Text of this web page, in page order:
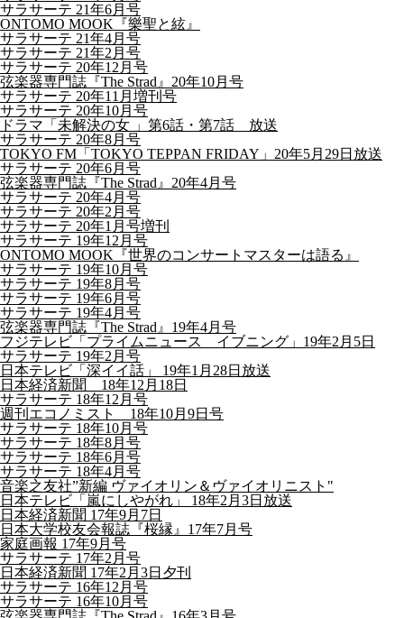
サラサーテ 21年6月号
ONTOMO MOOK『樂聖と絃』
サラサーテ 21年4月号
サラサーテ 21年2月号
サラサーテ 20年12月号
弦楽器専門誌『The Strad』20年10月号
サラサーテ 20年11月増刊号
サラサーテ 20年10月号
ドラマ「未解決の女 」第6話・第7話 放送
サラサーテ 20年8月号
TOKYO FM「TOKYO TEPPAN FRIDAY」20年5月29日放送
サラサーテ 20年6月号
弦楽器専門誌『The Strad』20年4月号
サラサーテ 20年4月号
サラサーテ 20年2月号
サラサーテ 20年1月号増刊
サラサーテ 19年12月号
ONTOMO MOOK『世界のコンサートマスターは語る』
サラサーテ 19年10月号
サラサーテ 19年8月号
サラサーテ 19年6月号
サラサーテ 19年4月号
弦楽器専門誌『The Strad』19年4月号
フジテレビ「プライムニュース イブニング」19年2月5日
サラサーテ 19年2月号
日本テレビ「深イイ話」 19年1月28日放送
日本経済新聞 18年12月18日
サラサーテ 18年12月号
週刊エコノミスト 18年10月9日号
サラサーテ 18年10月号
サラサーテ 18年8月号
サラサーテ 18年6月号
サラサーテ 18年4月号
音楽之友社”新編 ヴァイオリン＆ヴァイオリニスト"
日本テレビ「嵐にしやがれ」 18年2月3日放送
日本経済新聞 17年9月7日
日本大学校友会報誌『桜縁』17年7月号
家庭画報 17年9月号
サラサーテ 17年2月号
日本経済新聞 17年2月3日夕刊
サラサーテ 16年12月号
サラサーテ 16年10月号